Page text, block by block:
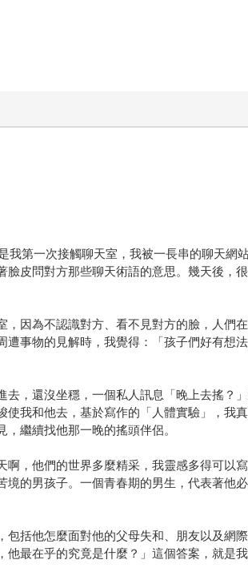
第一次接觸聊天室，我被一長串的聊天網
皮問對方那些聊天術語的意思。幾天後，
因為不認識對方、看不見對方的臉，人們
事物的見解時，我覺得：「孩子們好有想
，還沒坐穩，一個私人訊息「晚上去搖？
我和他去，基於寫作的「人體實驗」，我
繼續找他那一晚的搖頭伴侶。
，他們的世界多麼精采，我靈感多得可以
的男孩子。一個青春期的男生，代表著他
括他怎麼面對他的父母失和、朋友以及網
最在乎的究竟是什麼？」這個答案，就是我